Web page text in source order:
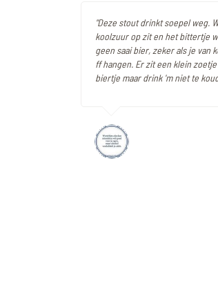
"Deze stout drinkt soepel weg.
koolzuur op zit en het bittertje
geen saai bier, zeker als je van
ff hangen. Er zit een klein
biertje maar drink 'm niet te